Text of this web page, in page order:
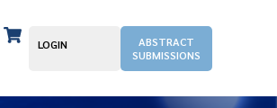
LOGIN
ABSTRACT
SUBMISSIONS